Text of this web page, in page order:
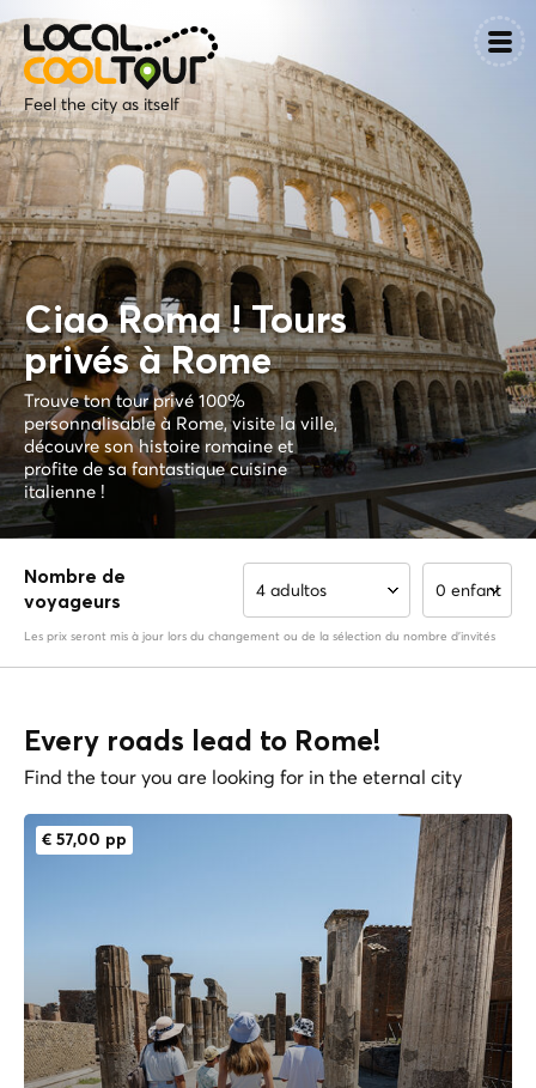
Feel the city as itself
Ciao Roma ! Tours
privés à Rome
Trouve ton tour privé 100%
personnalisable à Rome, visite la ville,
découvre son histoire romaine et
profite de sa fantastique cuisine
italienne !
Nombre de
voyageurs
4 adultos 0 enfant
Les prix seront mis à jour lors du changement ou de la sélection du nombre d'invités
Every roads lead to Rome!
Find the tour you are looking for in the eternal city
€ 57,00 pp